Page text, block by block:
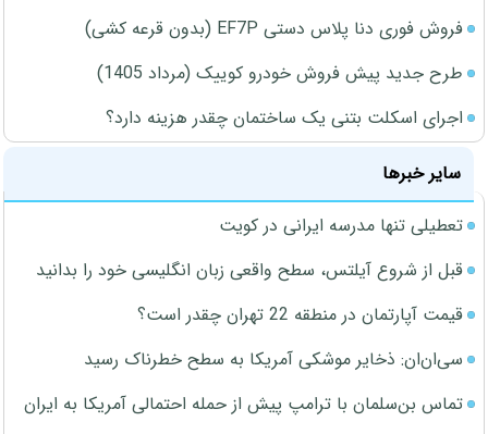
فروش فوری دنا پلاس دستی EF7P (بدون قرعه کشی)
طرح جدید پیش فروش خودرو کوییک (مرداد 1405)
اجرای اسکلت بتنی یک ساختمان چقدر هزینه دارد؟
سایر خبرها
تعطیلی تنها مدرسه ایرانی در کویت
قبل از شروع آیلتس، سطح واقعی زبان انگلیسی خود را بدانید
قیمت آپارتمان در منطقه 22 تهران چقدر است؟
سی‌ان‌ان: ذخایر موشکی آمریکا به سطح خطرناک رسید
تماس بن‌سلمان با ترامپ پیش از حمله احتمالی آمریکا به ایران